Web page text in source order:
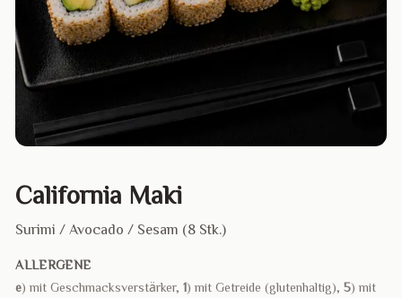
California Maki
Surimi / Avocado / Sesam (8 Stk.)
ALLERGENE
e) mit Geschmacksverstärker,1) mit Getreide (glutenhaltig),5) mit